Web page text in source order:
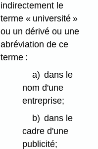
indirectement le
terme « université »
ou un dérivé ou une
abréviation de ce
terme :
a) dans le
nom d'une
entreprise;
b) dans le
cadre d'une
publicité;